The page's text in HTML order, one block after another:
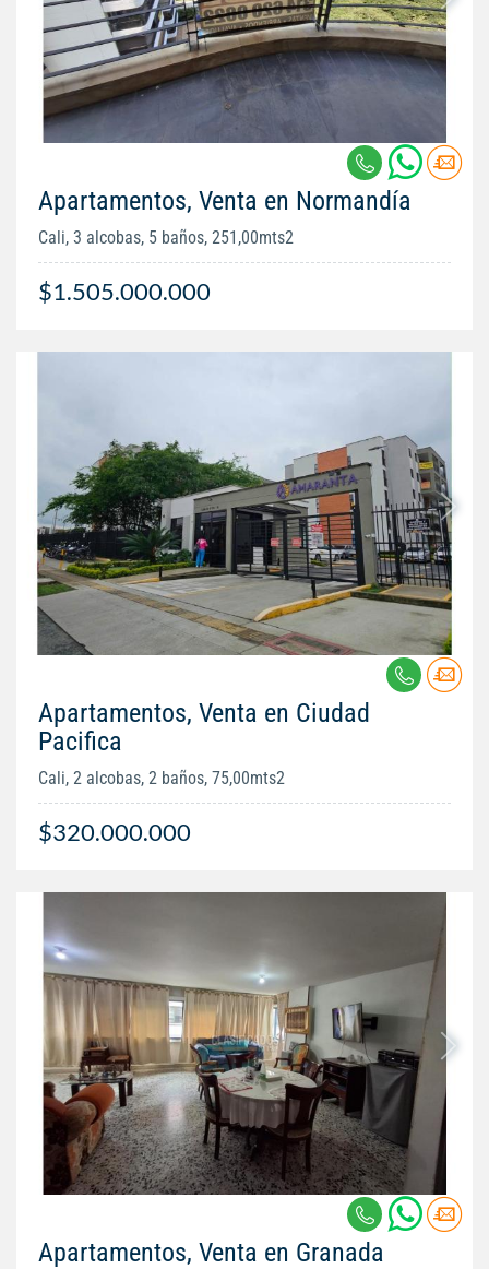
Apartamentos, Venta en Normandía
Cali, 3 alcobas, 5 baños, 251,00mts2
$1.505.000.000
Apartamentos, Venta en Ciudad
Pacifica
Cali, 2 alcobas, 2 baños, 75,00mts2
$320.000.000
Apartamentos, Venta en Granada